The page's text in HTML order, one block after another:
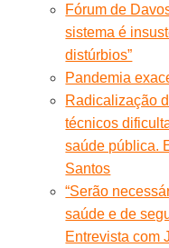
Fórum de
sistema é
distúrbios”
Pandemia
Radicalização
técnicos
saúde pública.
Santos
“Serão
saúde e de
Entrevista com